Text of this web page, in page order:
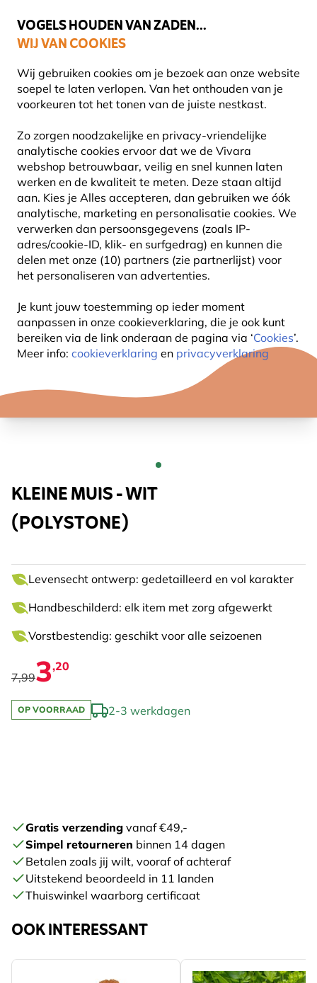
VOGELS HOUDEN VAN ZADEN...
WIJ VAN COOKIES
Wij gebruiken cookies om je bezoek aan onze website
soepel te laten verlopen. Van het onthouden van je
voorkeuren tot het tonen van de juiste nestkast.
Zo zorgen noodzakelijke en privacy-vriendelijke
analytische cookies ervoor dat we de Vivara
webshop betrouwbaar, veilig en snel kunnen laten
werken en de kwaliteit te meten. Deze staan altijd
aan. Kies je Alles accepteren, dan gebruiken we óók
analytische, marketing en personalisatie cookies. We
verwerken dan persoonsgegevens (zoals IP-
adres/cookie-ID, klik- en surfgedrag) en kunnen die
delen met onze (10) partners (zie partnerlijst) voor
het personaliseren van advertenties.
Je kunt jouw toestemming op ieder moment
aanpassen in onze cookieverklaring, die je ook kunt
bereiken via de link onderaan de pagina via ‘Cookies’.
Meer info: cookieverklaring en privacyverklaring
Uitstekend beoordeeld in 11 landen
Gratis thuisbezorgd vanaf €49
60% KORTING
KLEINE MUIS - WIT
(POLYSTONE)
Levensecht ontwerp: gedetailleerd en vol karakter
Handbeschilderd: elk item met zorg afgewerkt
Vorstbestendig: geschikt voor alle seizoenen
7,993,20
OP VOORRAAD 2-3 werkdagen
Gratis verzending vanaf €49,-
Simpel retourneren binnen 14 dagen
Betalen zoals jij wilt, vooraf of achteraf
Uitstekend beoordeeld in 11 landen
Thuiswinkel waarborg certificaat
OOK INTERESSANT